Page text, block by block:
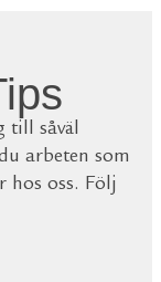
till såväl
arbeten som
hos oss. Följ